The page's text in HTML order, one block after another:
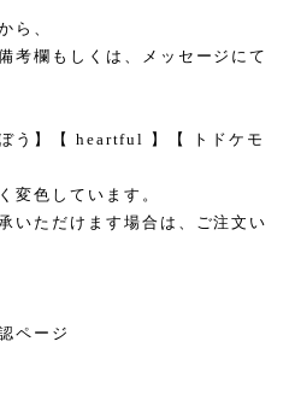
ら、
考欄もしくは、メッセージにて
う】【 heartful 】【 トドケモ
変色しています。
いただけます場合は、ご注文い
ページ